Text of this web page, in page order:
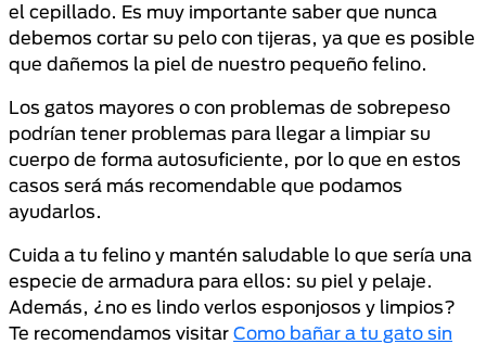
el cepillado. Es muy importante saber que nunca
debemos cortar su pelo con tijeras, ya que es posible
que dañemos la piel de nuestro pequeño felino.
Los gatos mayores o con problemas de sobrepeso
podrían tener problemas para llegar a limpiar su
cuerpo de forma autosuficiente, por lo que en estos
casos será más recomendable que podamos
ayudarlos.
Cuida a tu felino y mantén saludable lo que sería una
especie de armadura para ellos: su piel y pelaje.
Además, ¿no es lindo verlos esponjosos y limpios?
Te recomendamos visitar Como bañar a tu gato sin